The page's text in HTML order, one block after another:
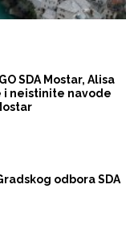
SDA Mostar, Alisa
i neistinite navode
odbora SDA